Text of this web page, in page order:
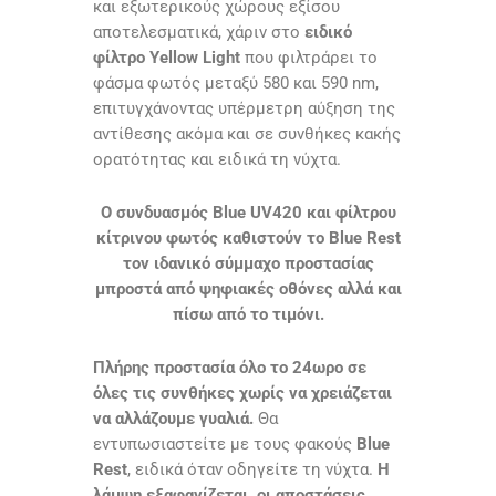
και εξωτερικούς χώρους εξίσου
αποτελεσματικά, χάριν στο ειδικό
φίλτρο Yellow Light που φιλτράρει το
φάσμα φωτός μεταξύ 580 και 590 nm,
επιτυγχάνοντας υπέρμετρη αύξηση της
αντίθεσης ακόμα και σε συνθήκες κακής
ορατότητας και ειδικά τη νύχτα.
Ο συνδυασμός Blue UV420 και φίλτρου
κίτρινου φωτός καθιστούν το Blue Rest
τον ιδανικό σύμμαχο προστασίας
μπροστά από ψηφιακές οθόνες αλλά και
πίσω από το τιμόνι.
Πλήρης προστασία όλο το 24ωρο σε
όλες τις συνθήκες χωρίς να χρειάζεται
να αλλάζουμε γυαλιά. Θα
εντυπωσιαστείτε με τους φακούς Blue
Rest, ειδικά όταν οδηγείτε τη νύχτα. Η